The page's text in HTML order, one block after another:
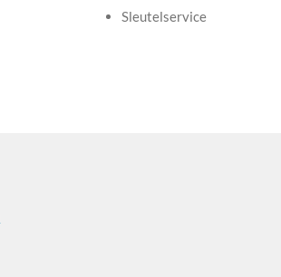
Sleutelservice